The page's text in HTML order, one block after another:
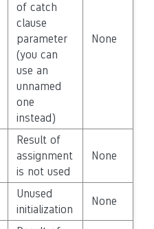
of catch
clause
parameter
(you can
use an
unnamed
one
instead)
None
Result of
assignment
is not used
None
Unused
initialization
None